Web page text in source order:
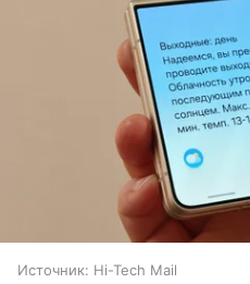
Источник: Hi-Tech Mail